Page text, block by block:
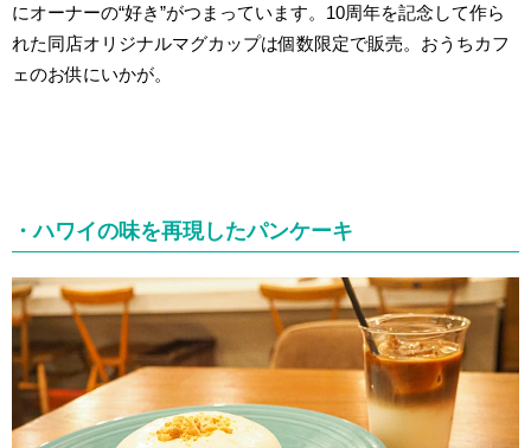
にオーナーの“好き”がつまっています。10周年を記念して作ら
れた同店オリジナルマグカップは個数限定で販売。おうちカフ
ェのお供にいかが。
・ハワイの味を再現したパンケーキ